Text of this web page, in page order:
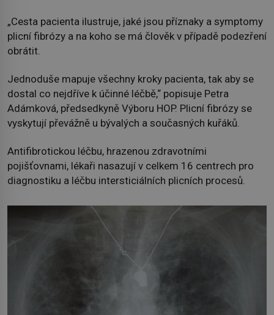
„Cesta pacienta ilustruje, jaké jsou příznaky a symptomy
plicní fibrózy a na koho se má člověk v případě podezření
obrátit.
Jednoduše mapuje všechny kroky pacienta, tak aby se
dostal co nejdříve k účinné léčbě,“ popisuje Petra
Adámková, předsedkyně Výboru HOP. Plicní fibrózy se
vyskytují převážně u bývalých a současných kuřáků.
Antifibrotickou léčbu, hrazenou zdravotními
pojišťovnami, lékaři nasazují v celkem 16 centrech pro
diagnostiku a léčbu intersticiálních plicních procesů.